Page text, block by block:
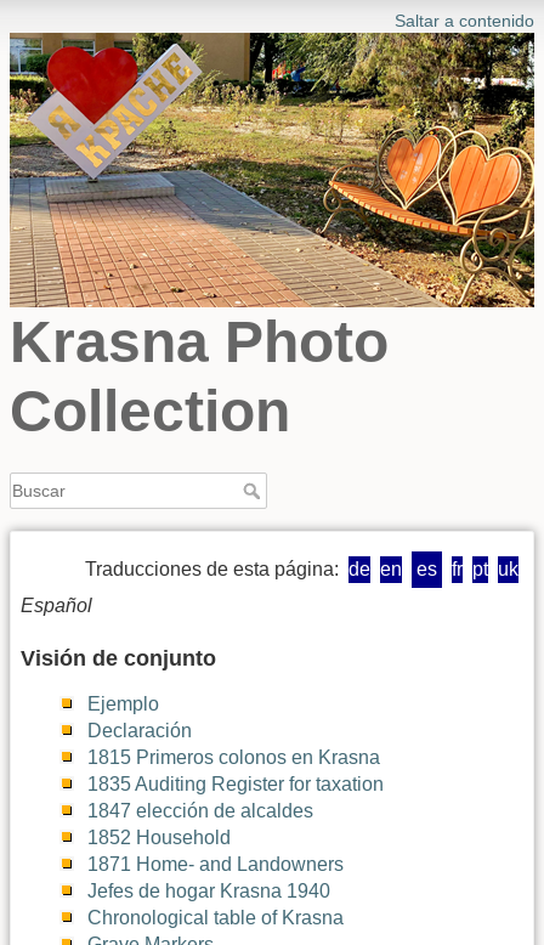
Saltar a contenido
Krasna Photo
Collection
Traducciones de esta página: de en es fr pt uk
Español
Visión de conjunto
Ejemplo
Declaración
1815 Primeros colonos en Krasna
1835 Auditing Register for taxation
1847 elección de alcaldes
1852 Household
1871 Home- and Landowners
Jefes de hogar Krasna 1940
Chronological table of Krasna